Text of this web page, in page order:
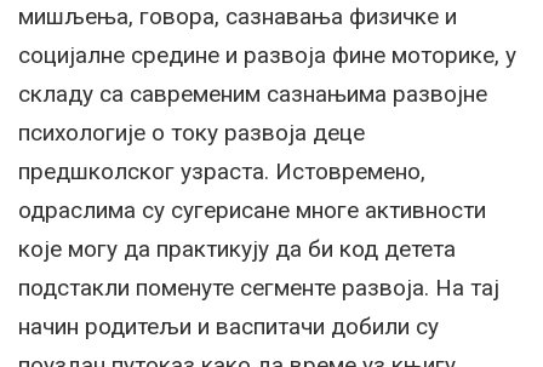
мишљења, говора, сазнавања физичке и
социјалне средине и развоја фине моторике, у
складу са савременим сазнањима развојне
психологије о току развоја деце
предшколског узраста. Истовремено,
одраслима су сугерисане многе активности
које могу да практикују да би код детета
подстакли поменуте сегменте развоја. На тај
начин родитељи и васпитачи добили су